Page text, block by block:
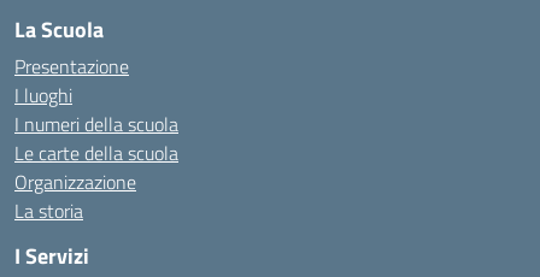
La Scuola
Presentazione
I luoghi
I numeri della scuola
Le carte della scuola
Organizzazione
La storia
I Servizi